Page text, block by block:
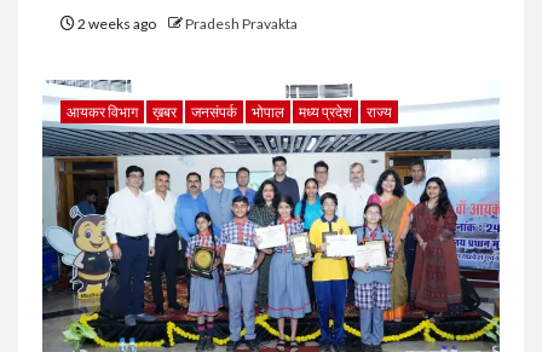
2 weeks ago Pradesh Pravakta
आयकर विभाग ख़बर जनसंपर्क भोपाल मध्य प्रदेश राज्य